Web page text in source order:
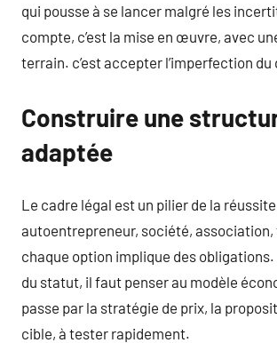
qui pousse à se lancer malgré les
compte, c’est la mise en œuvre, avec
terrain. c’est accepter l’imperfection du
Construire une
adaptée
Le cadre légal est un pilier de la
autoentrepreneur, société,
chaque option implique des obligations.
du statut, il faut penser au modèle
passe par la stratégie de prix, la
cible, à tester rapidement.